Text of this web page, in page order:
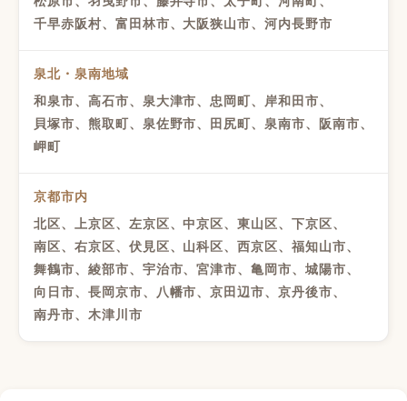
千早赤阪村、富田林市、大阪狭山市、河内長野市
泉北・泉南地域
和泉市、高石市、泉大津市、忠岡町、岸和田市、
貝塚市、熊取町、泉佐野市、田尻町、泉南市、阪南市、
岬町
京都市内
北区、上京区、左京区、中京区、東山区、下京区、
南区、右京区、伏見区、山科区、西京区、福知山市、
舞鶴市、綾部市、宇治市、宮津市、亀岡市、城陽市、
向日市、長岡京市、八幡市、京田辺市、京丹後市、
南丹市、木津川市